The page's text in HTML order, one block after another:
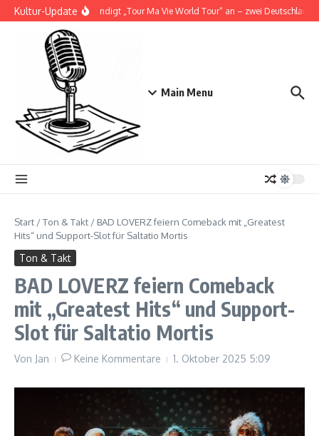
Zum Inhalt springen
Kultur-UpdateDoja Cat kündigt „Tour Ma Vie World Tour“ an – zwei
Main Menu
Start /Ton & Takt / BAD LOVERZ feiern Comeback mit „Greatest
Hits“ und Support-Slot für Saltatio Mortis
Ton & Takt
BAD LOVERZ feiern Comeback
mit „Greatest Hits“ und Support-
Slot für Saltatio Mortis
Von Jan Keine Kommentare 1. Oktober 2025 5:09